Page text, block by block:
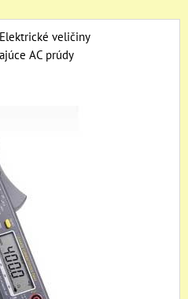
Elektrické veličiny
AC prúdy